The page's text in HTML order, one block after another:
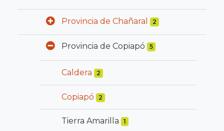
Provincia de Chañaral 2
Provincia de Copiapó 5
Caldera 2
Copiapó 2
Tierra Amarilla 1